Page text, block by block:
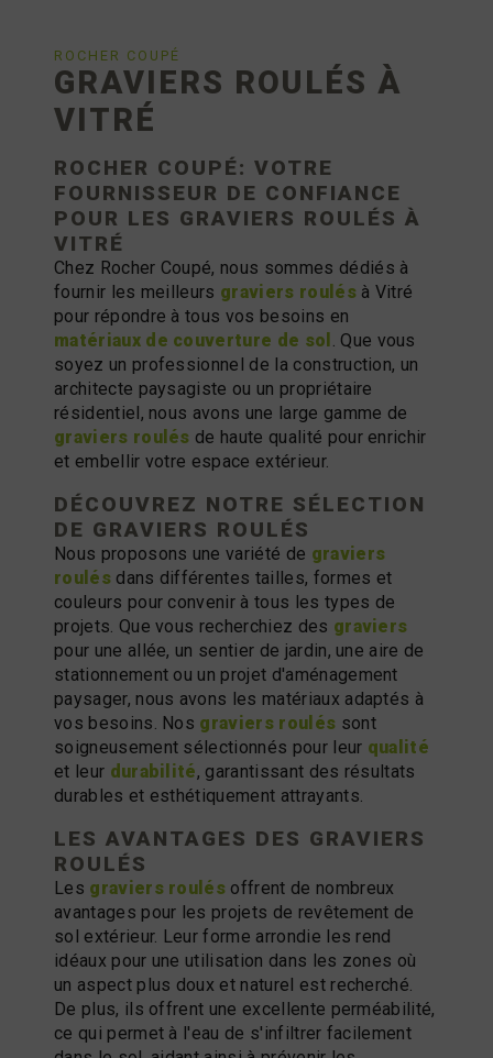
ROCHER COUPÉ
GRAVIERS ROULÉS À
VITRÉ
ROCHER COUPÉ: VOTRE
FOURNISSEUR DE CONFIANCE
POUR LES GRAVIERS ROULÉS À
VITRÉ
Chez Rocher Coupé, nous sommes dédiés à
fournir les meilleurs graviers roulésà Vitré
pour répondre à tous vos besoins en
matériaux de couverture de sol . Que vous
soyez un professionnel de la construction, un
architecte paysagiste ou un propriétaire
résidentiel, nous avons une large gamme de
graviers roulés de haute qualité pour enrichir
et embellir votre espace extérieur.
DÉCOUVREZ NOTRE SÉLECTION
DE GRAVIERS ROULÉS
Nous proposons une variété de graviers
roulésdans différentes tailles, formes et
couleurs pour convenir à tous les types de
projets. Que vous recherchiez des graviers
pour une allée, un sentier de jardin, une aire de
stationnement ou un projet d'aménagement
paysager, nous avons les matériaux adaptés à
vos besoins. Nos graviers roulés sont
soigneusement sélectionnés pour leur qualité
et leur durabilité, garantissant des résultats
durables et esthétiquement attrayants.
LES AVANTAGES DES GRAVIERS
ROULÉS
Les graviers roulés offrent de nombreux
avantages pour les projets de revêtement de
sol extérieur. Leur forme arrondie les rend
idéaux pour une utilisation dans les zones où
un aspect plus doux et naturel est recherché.
De plus, ils offrent une excellente perméabilité,
ce qui permet à l'eau de s'infiltrer facilement